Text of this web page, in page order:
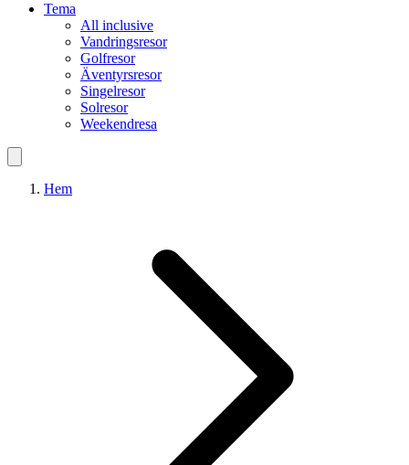
Tema
All inclusive
Vandringsresor
Golfresor
Äventyrsresor
Singelresor
Solresor
Weekendresa
Hem